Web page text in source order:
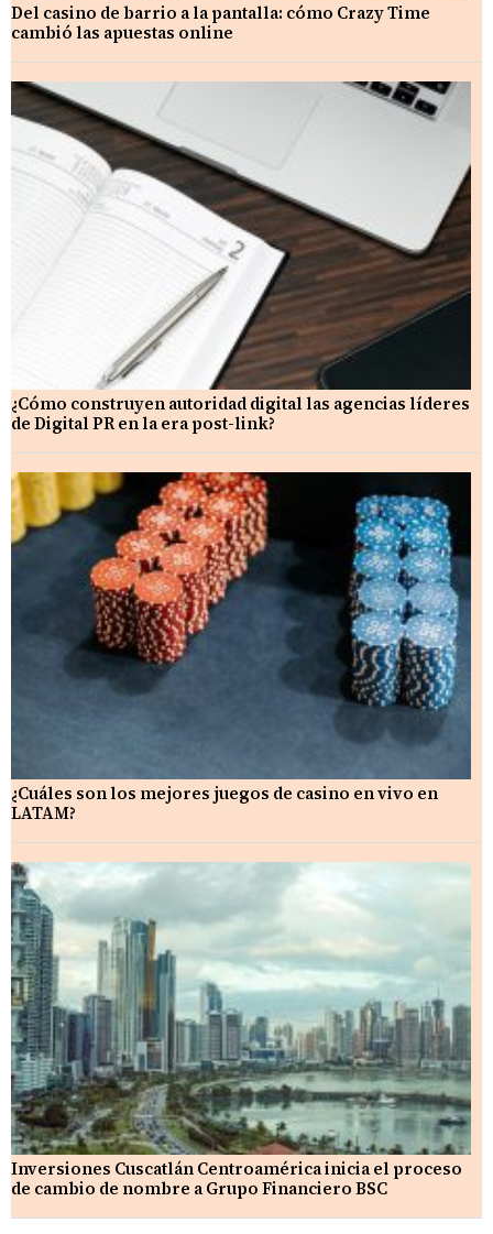
Del casino de barrio a la pantalla: cómo Crazy Time
cambió las apuestas online
¿Cómo construyen autoridad digital las agencias líderes
de Digital PR en la era post-link?
¿Cuáles son los mejores juegos de casino en vivo en
LATAM?
Inversiones Cuscatlán Centroamérica inicia el proceso
de cambio de nombre a Grupo Financiero BSC